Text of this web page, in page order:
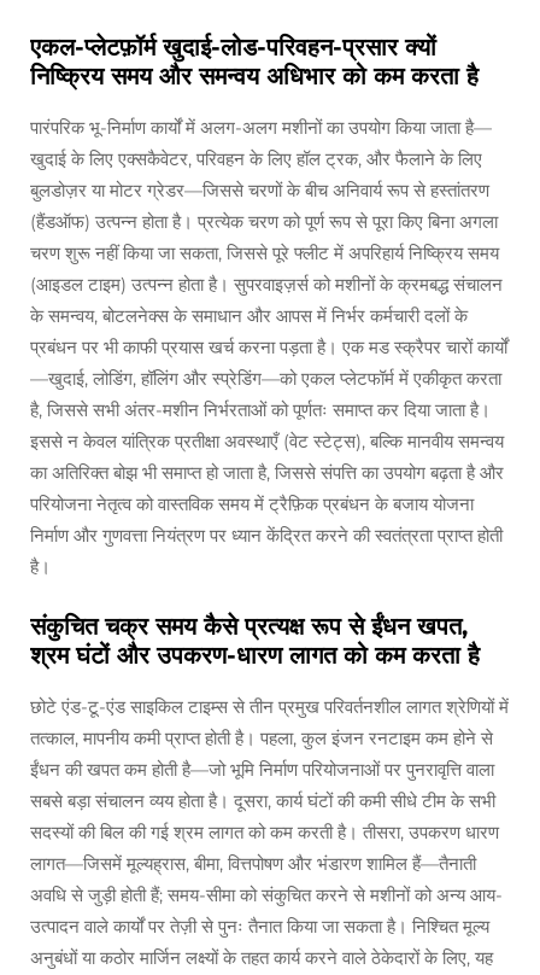
एकल-प्लेटफ़ॉर्म खुदाई-लोड-परिवहन-प्रसार क्यों
निष्क्रिय समय और समन्वय अधिभार को कम करता है
पारंपरिक भू-निर्माण कार्यों में अलग-अलग मशीनों का उपयोग किया जाता है—
खुदाई के लिए एक्सकैवेटर, परिवहन के लिए हॉल ट्रक, और फैलाने के लिए
बुलडोज़र या मोटर ग्रेडर—जिससे चरणों के बीच अनिवार्य रूप से हस्तांतरण
(हैंडऑफ) उत्पन्न होता है। प्रत्येक चरण को पूर्ण रूप से पूरा किए बिना अगला
चरण शुरू नहीं किया जा सकता, जिससे पूरे फ्लीट में अपरिहार्य निष्क्रिय समय
(आइडल टाइम) उत्पन्न होता है। सुपरवाइज़र्स को मशीनों के क्रमबद्ध संचालन
के समन्वय, बोटलनेक्स के समाधान और आपस में निर्भर कर्मचारी दलों के
प्रबंधन पर भी काफी प्रयास खर्च करना पड़ता है। एक मड स्क्रैपर चारों कार्यों
—खुदाई, लोडिंग, हॉलिंग और स्प्रेडिंग—को एकल प्लेटफॉर्म में एकीकृत करता
है, जिससे सभी अंतर-मशीन निर्भरताओं को पूर्णतः समाप्त कर दिया जाता है।
इससे न केवल यांत्रिक प्रतीक्षा अवस्थाएँ (वेट स्टेट्स), बल्कि मानवीय समन्वय
का अतिरिक्त बोझ भी समाप्त हो जाता है, जिससे संपत्ति का उपयोग बढ़ता है और
परियोजना नेतृत्व को वास्तविक समय में ट्रैफ़िक प्रबंधन के बजाय योजना
निर्माण और गुणवत्ता नियंत्रण पर ध्यान केंद्रित करने की स्वतंत्रता प्राप्त होती
है।
संकुचित चक्र समय कैसे प्रत्यक्ष रूप से ईंधन खपत,
श्रम घंटों और उपकरण-धारण लागत को कम करता है
छोटे एंड-टू-एंड साइकिल टाइम्स से तीन प्रमुख परिवर्तनशील लागत श्रेणियों में
तत्काल, मापनीय कमी प्राप्त होती है। पहला, कुल इंजन रनटाइम कम होने से
ईंधन की खपत कम होती है—जो भूमि निर्माण परियोजनाओं पर पुनरावृत्ति वाला
सबसे बड़ा संचालन व्यय होता है। दूसरा, कार्य घंटों की कमी सीधे टीम के सभी
सदस्यों की बिल की गई श्रम लागत को कम करती है। तीसरा, उपकरण धारण
लागत—जिसमें मूल्यह्रास, बीमा, वित्तपोषण और भंडारण शामिल हैं—तैनाती
अवधि से जुड़ी होती हैं; समय-सीमा को संकुचित करने से मशीनों को अन्य आय-
उत्पादन वाले कार्यों पर तेज़ी से पुनः तैनात किया जा सकता है। निश्चित मूल्य
अनुबंधों या कठोर मार्जिन लक्ष्यों के तहत कार्य करने वाले ठेकेदारों के लिए, यह